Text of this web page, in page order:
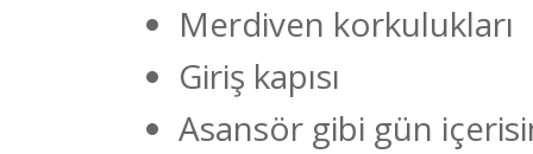
Merdiven korkulukları
Giriş kapısı
Asansör gibi gün